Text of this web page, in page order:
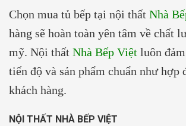
Chọn mua tủ bếp tại nội thất Nhà
hàng sẽ hoàn toàn yên tâm về chất
mỹ. Nội thất Nhà Bếp Việt luôn
tiến độ và sản phẩm chuẩn như hợp
khách hàng.
NỘI THẤT NHÀ BẾP VIỆT